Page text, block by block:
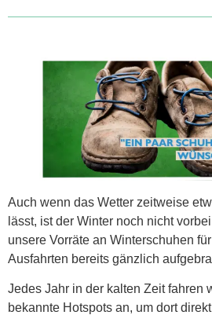
Auch wenn das Wetter zeitweise
lässt, ist der Winter noch nicht
unsere Vorräte an Winterschuhen
Ausfahrten bereits gänzlich
Jedes Jahr in der kalten Zeit fahren
bekannte Hotspots an, um dort